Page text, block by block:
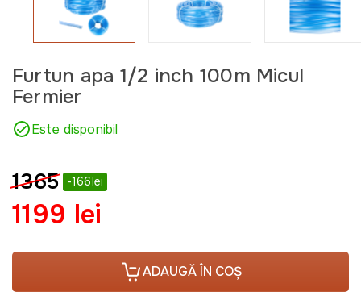
Furtun apa 1/2 inch 100m Micul
Fermier
Este disponibil
1365 -166lei
1199 lei
ADAUGĂ ÎN COȘ